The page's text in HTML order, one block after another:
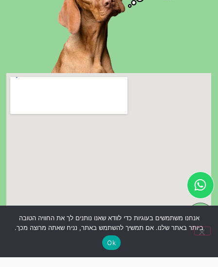
אנחנו משתמשים בעוגיות כדי לוודא שאנו נותנים לך את החוויה הטובה
ביותר באתר שלנו. אם תמשיך להשתמש באתר, נניח שאתה מרוצה מכך.
Ok